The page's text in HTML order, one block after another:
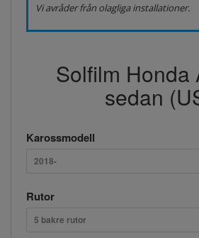
Vi avråder från olagliga installationer.
Solfilm Honda
sedan
Karossmodell
2018-
Rutor
5 bakre rutor